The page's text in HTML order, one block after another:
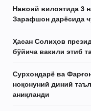
Навоий вилоятида 3
Зарафшон дарёсида
Ҳасан Солиҳов
бўйича вакили этиб
Сурхондарё ва
ноқонуний диний
аниқланди